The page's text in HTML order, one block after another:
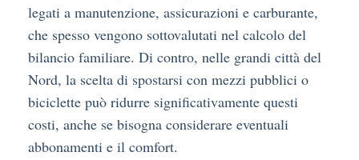
legati a manutenzione, assicurazioni e carburante,
che spesso vengono sottovalutati nel calcolo del
bilancio familiare. Di contro, nelle grandi città del
Nord, la scelta di spostarsi con mezzi pubblici o
biciclette può ridurre significativamente questi
costi, anche se bisogna considerare eventuali
abbonamenti e il comfort.